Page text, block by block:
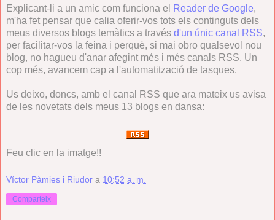
Explicant-li a un amic com funciona el Reader de Google,
m'ha fet pensar que calia oferir-vos tots els continguts dels
meus diversos blogs temàtics a través d'un únic canal RSS,
per facilitar-vos la feina i perquè, si mai obro qualsevol nou
blog, no hagueu d'anar afegint més i més canals RSS. Un
cop més, avancem cap a l'automatització de tasques.
Us deixo, doncs, amb el canal RSS que ara mateix us avisa
de les novetats dels meus 13 blogs en dansa:
Feu clic en la imatge!!
Víctor Pàmies i Riudor a 10:52 a. m.
Comparteix